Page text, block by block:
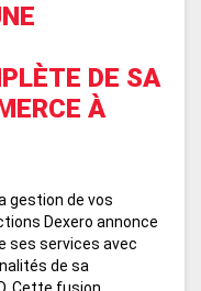
DE SA
À
gestion de vos
Dexero annonce
ses services avec
de sa